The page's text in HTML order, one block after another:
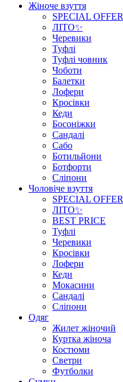
Жіноче взуття
SPECIAL OFFER
ЛІТО✨
Черевики
Туфлі
Туфлі човник
Чоботи
Балетки
Лофери
Кросівки
Кеди
Босоніжки
Сандалі
Сабо
Ботильйони
Ботфорти
Сліпони
Чоловіче взуття
SPECIAL OFFER
ЛІТО✨
BEST PRICE
Туфлі
Черевики
Кросівки
Лофери
Кеди
Мокасини
Сандалі
Сліпони
Одяг
Жилет жіночий
Куртка жіноча
Костюми
Светри
Футболки